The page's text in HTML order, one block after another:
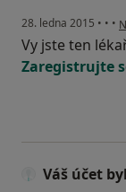
28. ledna 2015 • • •
Vy jste ten
Zaregistrujte
Váš účet